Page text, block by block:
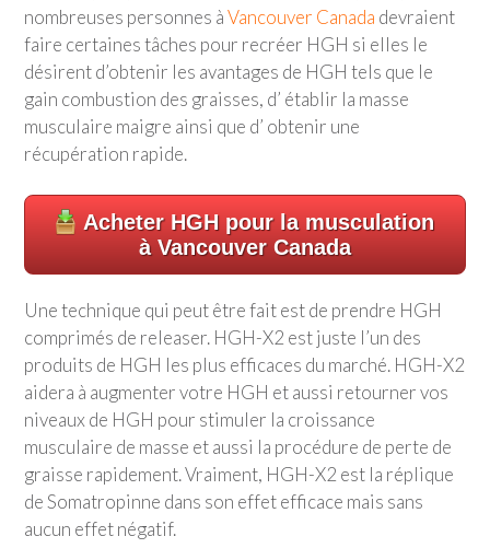
nombreuses personnes àVancouver Canada devraient
faire certaines tâches pour recréer HGH si elles le
désirent d’obtenir les avantages de HGH tels que le
gain combustion des graisses, d’ établir la masse
musculaire maigre ainsi que d’ obtenir une
récupération rapide.
Acheter HGH pour la musculation
à Vancouver Canada
Une technique qui peut être fait est de prendre HGH
comprimés de releaser. HGH-X2 est juste l’un des
produits de HGH les plus efficaces du marché. HGH-X2
aidera à augmenter votre HGH et aussi retourner vos
niveaux de HGH pour stimuler la croissance
musculaire de masse et aussi la procédure de perte de
graisse rapidement. Vraiment, HGH-X2 est la réplique
de Somatropinne dans son effet efficace mais sans
aucun effet négatif.